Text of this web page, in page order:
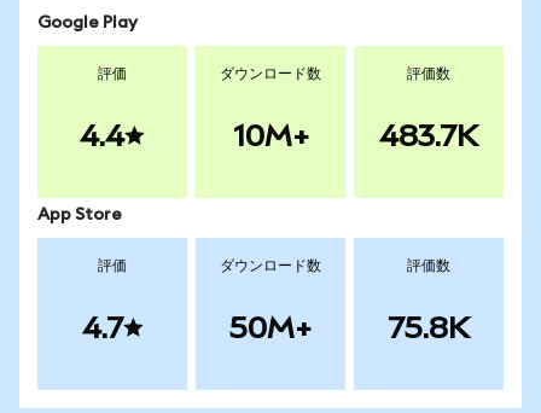
Google Play
評価
4.4
ダウンロード数
10M+
評価数
483.7K
App Store
評価
4.7
ダウンロード数
50M+
評価数
75.8K